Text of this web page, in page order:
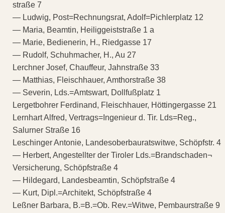
straße 7
— Ludwig, Post=Rechnungsrat, Adolf=Pichlerplatz 12
— Maria, Beamtin, Heiliggeiststraße 1 a
— Marie, Bedienerin, H., Riedgasse 17
— Rudolf, Schuhmacher, H., Au 27
Lerchner Josef, Chauffeur, Jahnstraße 33
— Matthias, Fleischhauer, Amthorstraße 38
— Severin, Lds.=Amtswart, Dollfußplatz 1
Lergetbohrer Ferdinand, Fleischhauer, Höttingergasse 21
Lernhart Alfred, Vertrags=Ingenieur d. Tir. Lds=Reg.,
Salurner Straße 16
Leschinger Antonie, Landesoberbauratswitwe, Schöpfstr. 4
— Herbert, Angestellter der Tiroler Lds.=Brandschaden¬
Versicherung, Schöpfstraße 4
— Hildegard, Landesbeamtin, Schöpfstraße 4
— Kurt, Dipl.=Architekt, Schöpfstraße 4
Leßner Barbara, B.=B.=Ob. Rev.=Witwe, Pembaurstraße 9